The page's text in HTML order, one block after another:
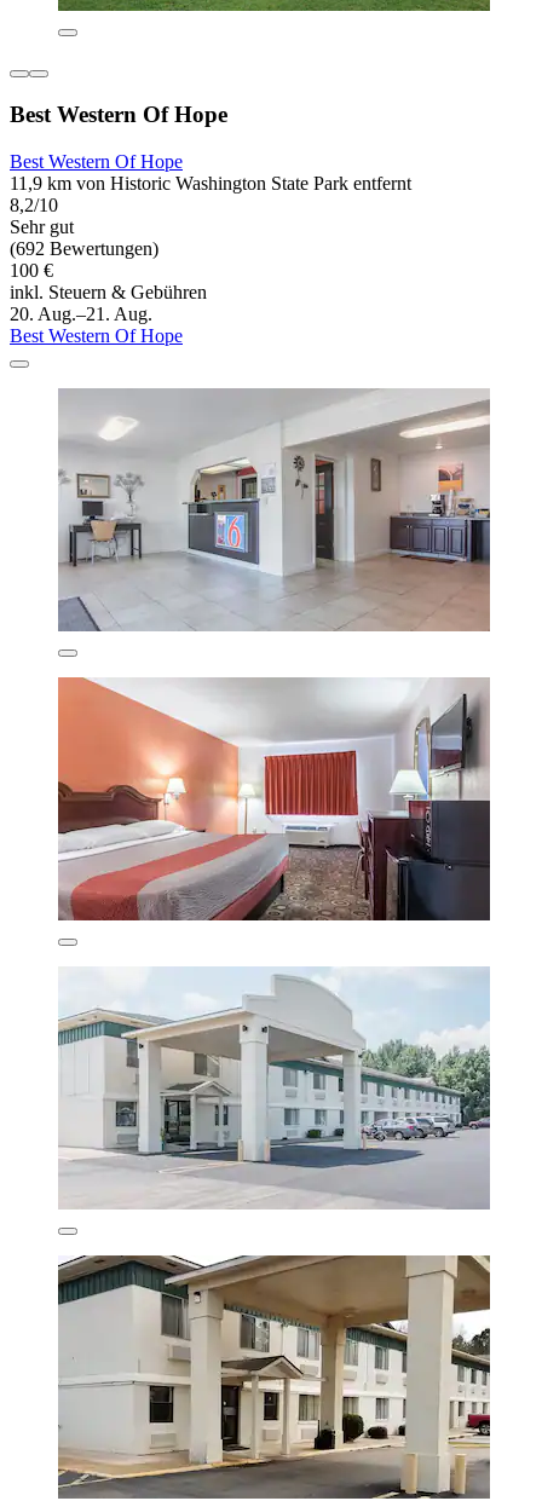
Best Western Of Hope
Best Western Of Hope
11,9 km von Historic Washington State Park entfernt
8,2/10
Sehr gut
(692 Bewertungen)
100 €
inkl. Steuern & Gebühren
20. Aug.–21. Aug.
Best Western Of Hope